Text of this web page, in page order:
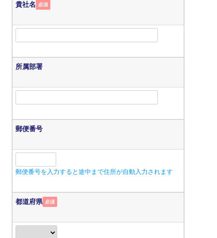
貴社名 必須
所属部署
郵便番号
郵便番号を入力すると途中まで住所が自動入力されます
都道府県 必須